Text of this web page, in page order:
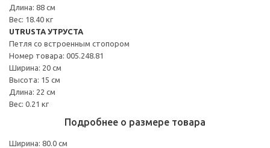
Длина: 88 см
Вес: 18.40 кг
UTRUSTA УТРУСТА
Петля со встроенным стопором
Номер товара: 005.248.81
Ширина: 20 см
Высота: 15 см
Длина: 22 см
Вес: 0.21 кг
Подробнее о размере товара
Ширина: 80.0 см